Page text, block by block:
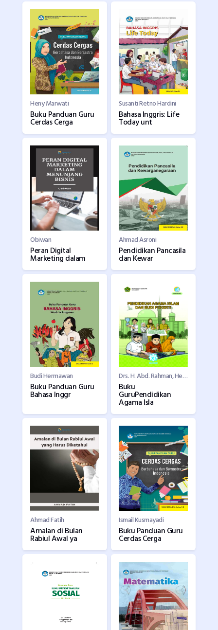
Heny Marwati
Buku Panduan Guru
Cerdas Cerga
Susanti Retno Hardini
Bahasa Inggris: Life
Today unt
Obiwan
Peran Digital
Marketing dalam
Ahmad Asroni
Pendidikan Pancasila
dan Kewar
Budi Hermawan
Buku Panduan Guru
Bahasa Inggr
Drs. H. Abd. Rahman, Hery Nugroho
Buku
GuruPendidikan
Agama Isla
Ahmad Fatih
Amalan di Bulan
Rabiul Awal ya
Ismail Kusmayadi
Buku Panduan Guru
Cerdas Cerga